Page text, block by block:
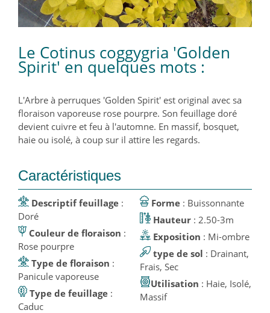
Le Cotinus coggygria 'Golden
Spirit' en quelques mots :
L'Arbre à perruques 'Golden Spirit' est original avec sa
floraison vaporeuse rose pourpre. Son feuillage doré
devient cuivre et feu à l'automne. En massif, bosquet,
haie ou isolé, à coup sur il attire les regards.
Caractéristiques
Descriptif feuillage :
Doré
Couleur de floraison :
Rose pourpre
Type de floraison :
Panicule vaporeuse
Type de feuillage :
Caduc
Forme
: Buissonnante
Hauteur: 2.50-3m
Exposition
: Mi-ombre
type de sol : Drainant,
Frais, Sec
Utilisation : Haie, Isolé,
Massif